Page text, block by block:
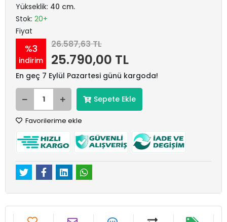
Yükseklik: 40 cm.
Stok: 20+
Fiyat
%3
indirim
26.587,63 TL
25.790,00 TL
En geç 7 Eylül Pazartesi günü kargoda!
Sepete Ekle
Favorilerime ekle